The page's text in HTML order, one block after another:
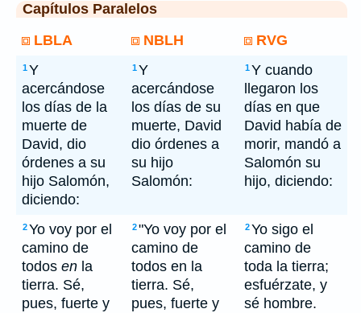
Capítulos Paralelos
LBLA
NBLH RVG
1Y
acercándose
los días de la
muerte de
David, dio
órdenes a su
hijo Salomón,
diciendo:
1Y
acercándose
los días de su
muerte, David
dio órdenes a
su hijo
Salomón:
1Y cuando
llegaron los
días en que
David había de
morir, mandó a
Salomón su
hijo, diciendo:
2Yo voy por el
camino de
todos en la
tierra. Sé,
pues, fuerte y
2"Yo voy por el
camino de
todos en la
tierra. Sé,
pues, fuerte y
2Yo sigo el
camino de
toda la tierra;
esfuérzate, y
sé hombre.